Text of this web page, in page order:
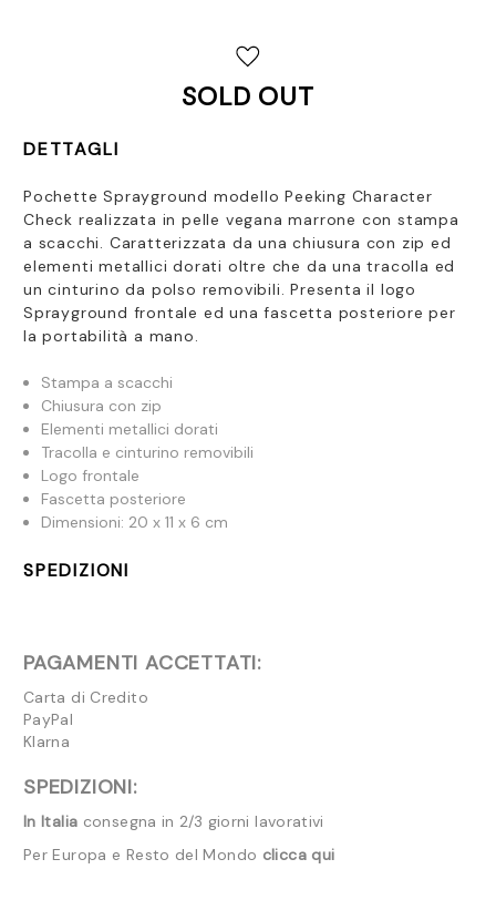
SOLD OUT
DETTAGLI
Pochette Sprayground modello Peeking Character
Check realizzata in pelle vegana marrone con stampa
a scacchi. Caratterizzata da una chiusura con zip ed
elementi metallici dorati oltre che da una tracolla ed
un cinturino da polso removibili. Presenta il logo
Sprayground frontale ed una fascetta posteriore per
la portabilità a mano.
Stampa a scacchi
Chiusura con zip
Elementi metallici dorati
Tracolla e cinturino removibili
Logo frontale
Fascetta posteriore
Dimensioni: 20 x 11 x 6 cm
SPEDIZIONI
PAGAMENTI ACCETTATI:
Carta di Credito
PayPal
Klarna
SPEDIZIONI:
In Italia consegna in 2/3 giorni lavorativi
Per Europa e Resto del Mondo clicca qui